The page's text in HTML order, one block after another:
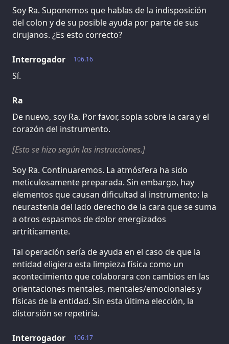
Soy Ra. Suponemos que hablas de la indisposición
del colon y de su posible ayuda por parte de sus
cirujanos. ¿Es esto correcto?
106.16
Interrogador
Sí.
Ra
De nuevo, soy Ra. Por favor, sopla sobre la cara y el
corazón del instrumento.
[Esto se hizo según las instrucciones.]
Soy Ra. Continuaremos. La atmósfera ha sido
meticulosamente preparada. Sin embargo, hay
elementos que causan dificultad al instrumento: la
neurastenia del lado derecho de la cara que se suma
a otros espasmos de dolor energizados
artríticamente.
Tal operación sería de ayuda en el caso de que la
entidad eligiera esta limpieza física como un
acontecimiento que colaborara con cambios en las
orientaciones mentales, mentales/emocionales y
físicas de la entidad. Sin esta última elección, la
distorsión se repetiría.
106.17
Interrogador